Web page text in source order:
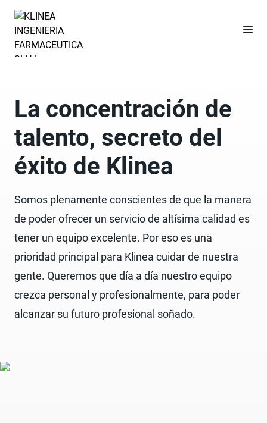
La concentración de
talento, secreto del
éxito de Klinea
Somos plenamente conscientes de que la manera
de poder ofrecer un servicio de altísima calidad es
tener un equipo excelente. Por eso es una
prioridad principal para Klinea cuidar de nuestra
gente. Queremos que día a día nuestro equipo
crezca personal y profesionalmente, para poder
alcanzar su futuro profesional soñado.